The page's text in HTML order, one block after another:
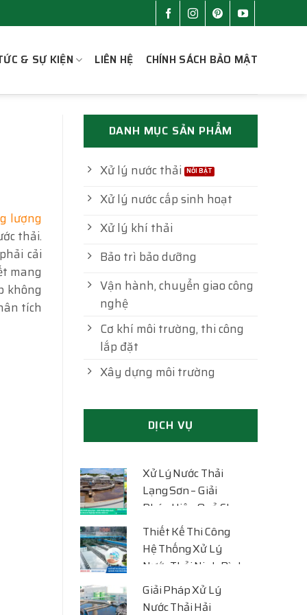
& SỰ KIỆN LIÊN HỆ CHÍNH SÁCH BẢO MẬT
lượng
thải.
cải
mang
không
tích
DANH MỤC SẢN PHẨM
Xử lý nước thải
Xử lý nước cấp sinh hoạt
Xử lý khí thải
Bảo trì bảo dưỡng
Vận hành, chuyển giao công
nghệ
Cơ khí môi trường, thi công
lắp đặt
Xây dựng môi trường
DỊCH VỤ
Xử Lý Nước Thải
Lạng Sơn – Giải
Pháp Hiệu Quả Cho
Doanh Nghiệp Và
Khu Dân Cư
Thiết Kế Thi Công
Hệ Thống Xử Lý
Nước Thải Ninh Bình
Chuyên Nghiệp –
Giải Pháp Đạt
Giải Pháp Xử Lý
Nước Thải Hải